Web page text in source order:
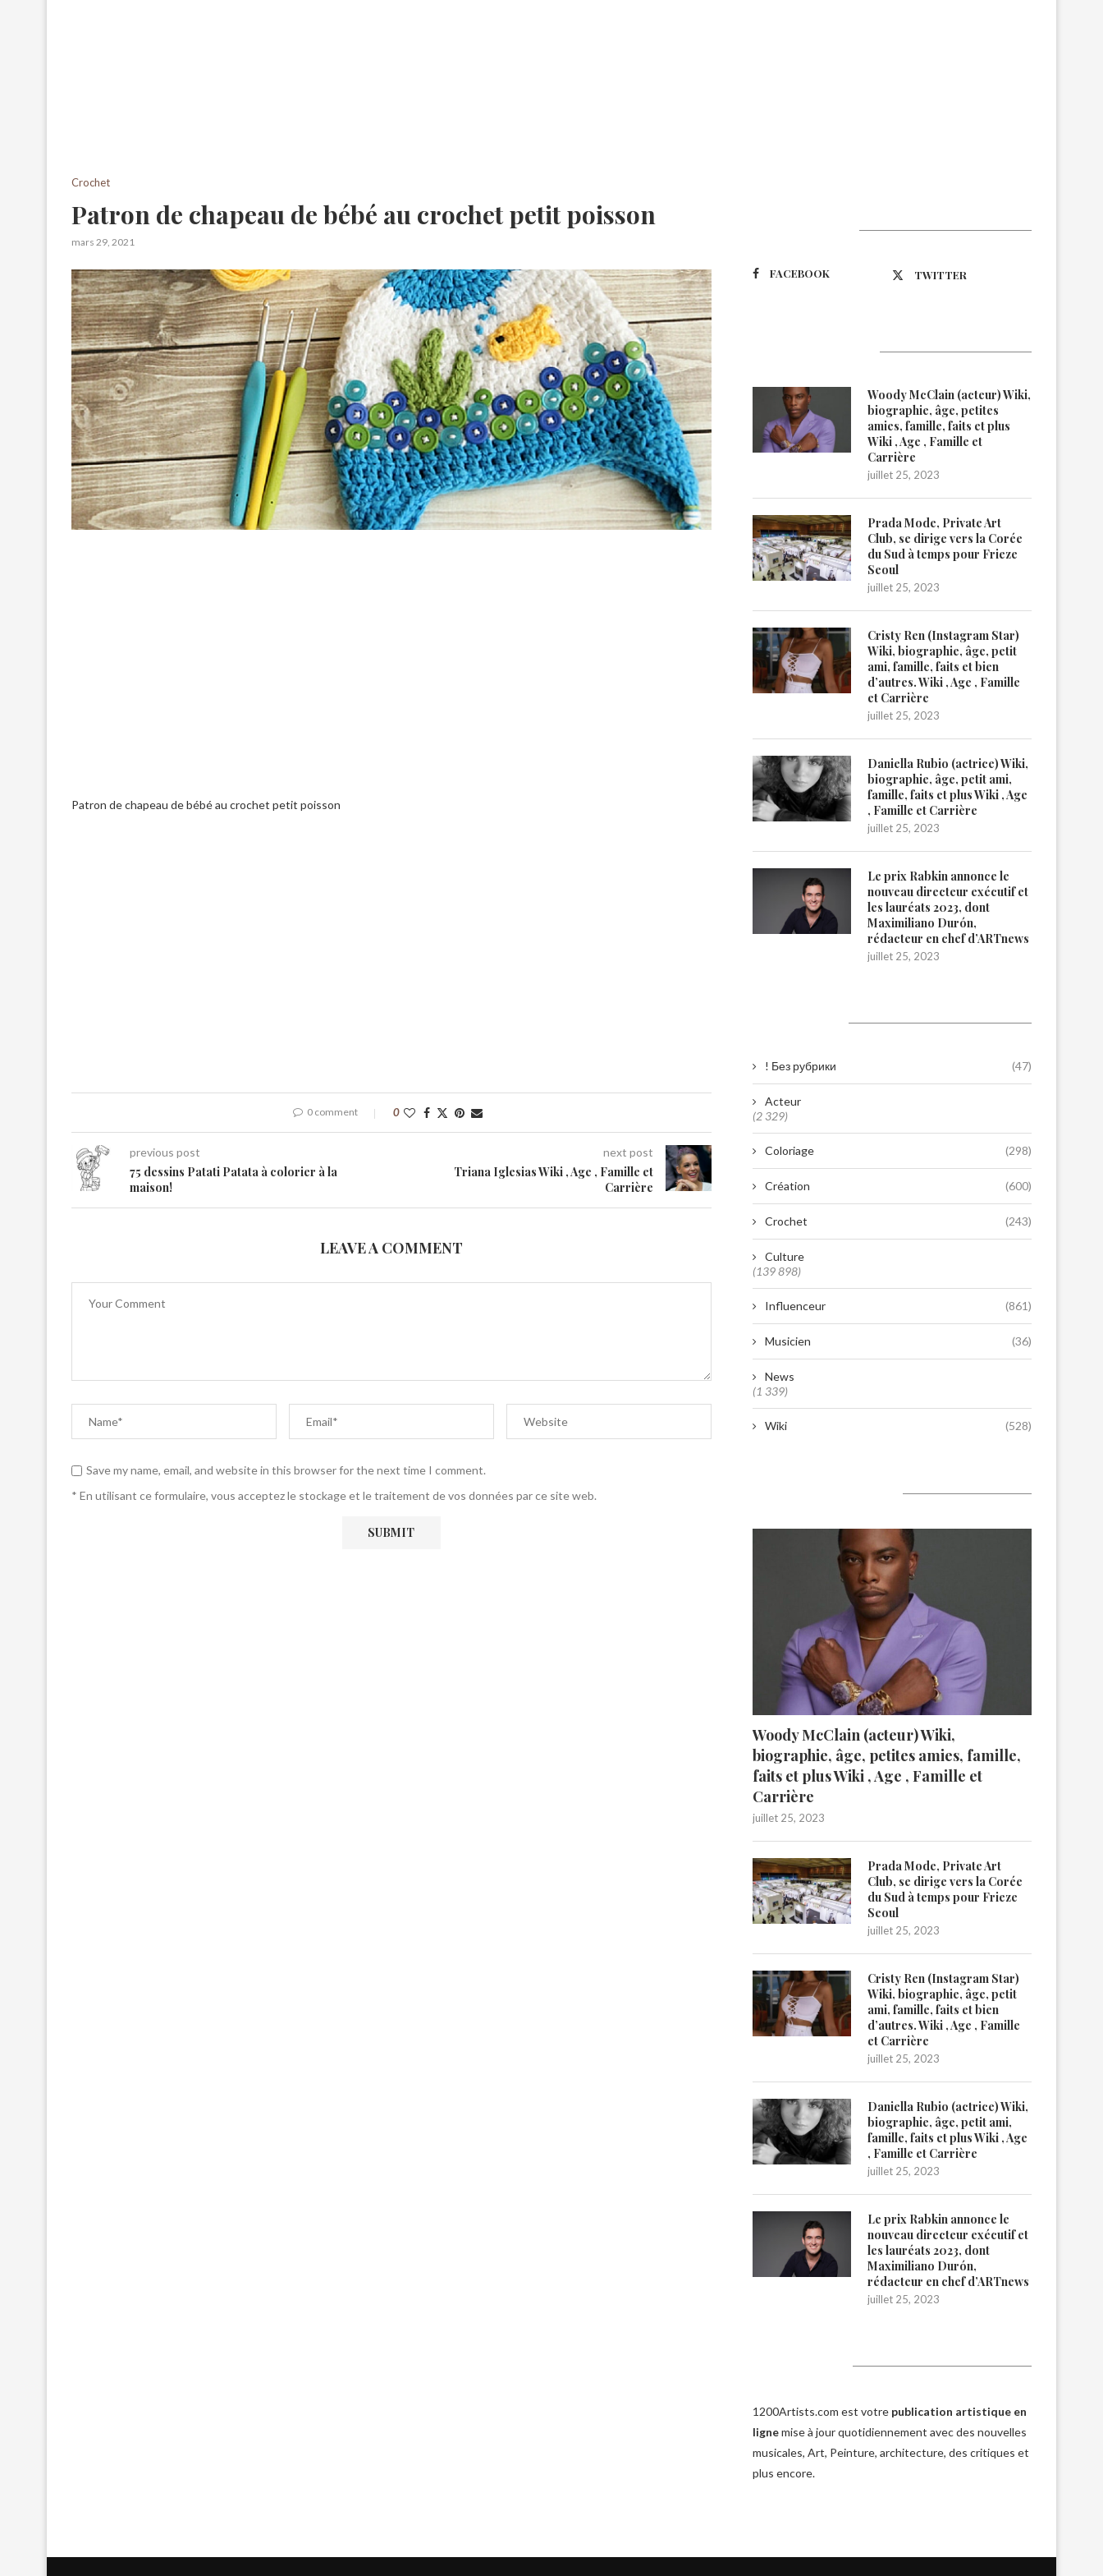
Crochet
Patron de chapeau de bébé au crochet petit poisson
mars 29, 2021
Patron de chapeau de bébé au crochet petit poisson
0 comment 0
previous post
75 dessins Patati Patata à colorier à la
maison!
next post
Triana Iglesias Wiki , Age , Famille et
Carrière
LEAVE A COMMENT
Save my name, email, and website in this browser for the next time I comment.
* En utilisant ce formulaire, vous acceptez le stockage et le traitement de vos données par ce site web.
FACEBOOK TWITTER
Woody McClain (acteur) Wiki,
biographie, âge, petites
amies, famille, faits et plus
Wiki , Age , Famille et
Carrière
juillet 25, 2023
Prada Mode, Private Art
Club, se dirige vers la Corée
du Sud à temps pour Frieze
Seoul
juillet 25, 2023
Cristy Ren (Instagram Star)
Wiki, biographie, âge, petit
ami, famille, faits et bien
d’autres. Wiki , Age , Famille
et Carrière
juillet 25, 2023
Daniella Rubio (actrice) Wiki,
biographie, âge, petit ami,
famille, faits et plus Wiki , Age
, Famille et Carrière
juillet 25, 2023
Le prix Rabkin annonce le
nouveau directeur exécutif et
les lauréats 2023, dont
Maximiliano Durón,
rédacteur en chef d’ARTnews
juillet 25, 2023
! Без рубрики (47)
Acteur
(2 329)
Coloriage (298)
Création (600)
Crochet (243)
Culture
(139 898)
Influenceur (861)
Musicien (36)
News
(1 339)
Wiki (528)
Woody McClain (acteur) Wiki,
biographie, âge, petites amies, famille,
faits et plus Wiki , Age , Famille et
Carrière
juillet 25, 2023
Prada Mode, Private Art
Club, se dirige vers la Corée
du Sud à temps pour Frieze
Seoul
juillet 25, 2023
Cristy Ren (Instagram Star)
Wiki, biographie, âge, petit
ami, famille, faits et bien
d’autres. Wiki , Age , Famille
et Carrière
juillet 25, 2023
Daniella Rubio (actrice) Wiki,
biographie, âge, petit ami,
famille, faits et plus Wiki , Age
, Famille et Carrière
juillet 25, 2023
Le prix Rabkin annonce le
nouveau directeur exécutif et
les lauréats 2023, dont
Maximiliano Durón,
rédacteur en chef d’ARTnews
juillet 25, 2023
1200Artists.com est votre publication artistique en
lignemise à jour quotidiennement avec des nouvelles
musicales, Art, Peinture, architecture, des critiques et
plus encore.